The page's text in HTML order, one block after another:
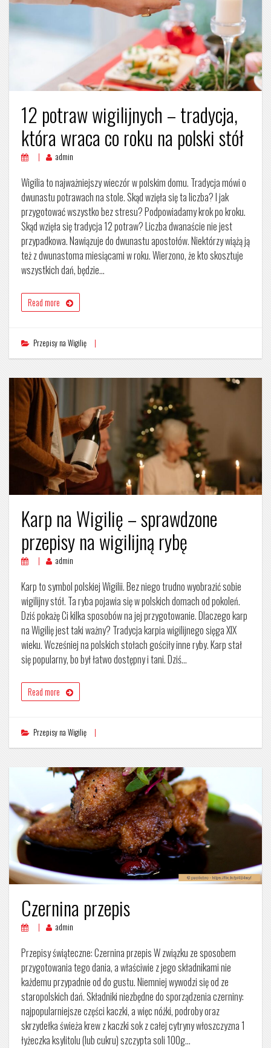
12 potraw wigilijnych – tradycja,
która wraca co roku na polski stół
admin
Wigilia to najważniejszy wieczór w polskim domu. Tradycja mówi o
dwunastu potrawach na stole. Skąd wzięła się ta liczba? I jak
przygotować wszystko bez stresu? Podpowiadamy krok po kroku.
Skąd wzięła się tradycja 12 potraw? Liczba dwanaście nie jest
przypadkowa. Nawiązuje do dwunastu apostołów. Niektórzy wiążą ją
też z dwunastoma miesiącami w roku. Wierzono, że kto skosztuje
wszystkich dań, będzie…
Read more
Przepisy na Wigilię
Karp na Wigilię – sprawdzone
przepisy na wigilijną rybę
admin
Karp to symbol polskiej Wigilii. Bez niego trudno wyobrazić sobie
wigilijny stół. Ta ryba pojawia się w polskich domach od pokoleń.
Dziś pokażę Ci kilka sposobów na jej przygotowanie. Dlaczego karp
na Wigilię jest taki ważny? Tradycja karpia wigilijnego sięga XIX
wieku. Wcześniej na polskich stołach gościły inne ryby. Karp stał
się popularny, bo był łatwo dostępny i tani. Dziś…
Read more
Przepisy na Wigilię
Czernina przepis
admin
Przepisy świąteczne: Czernina przepis W związku ze sposobem
przygotowania tego dania, a właściwie z jego składnikami nie
każdemu przypadnie od do gustu. Niemniej wywodzi się od ze
staropolskich dań. Składniki niezbędne do sporządzenia czerniny:
najpopularniejsze części kaczki, a więc nóżki, podroby oraz
skrzydełka świeża krew z kaczki sok z całej cytryny włoszczyzna 1
łyżeczka ksylitolu (lub cukru) szczypta soli 100g…